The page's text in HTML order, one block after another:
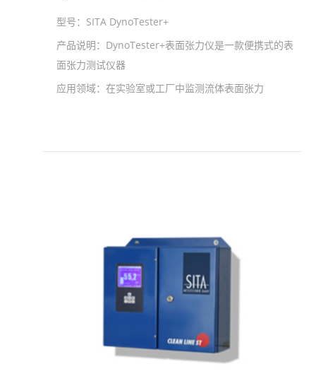
型号： SITA DynoTester+
产品说明： DynoTester+表面张力仪是一款便携式的表
面张力测试仪器
应用领域： 在实验室或工厂中监测流体表面张力